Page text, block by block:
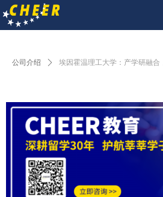
公司介绍 ꄲ 埃因霍温理工大学：产学研融